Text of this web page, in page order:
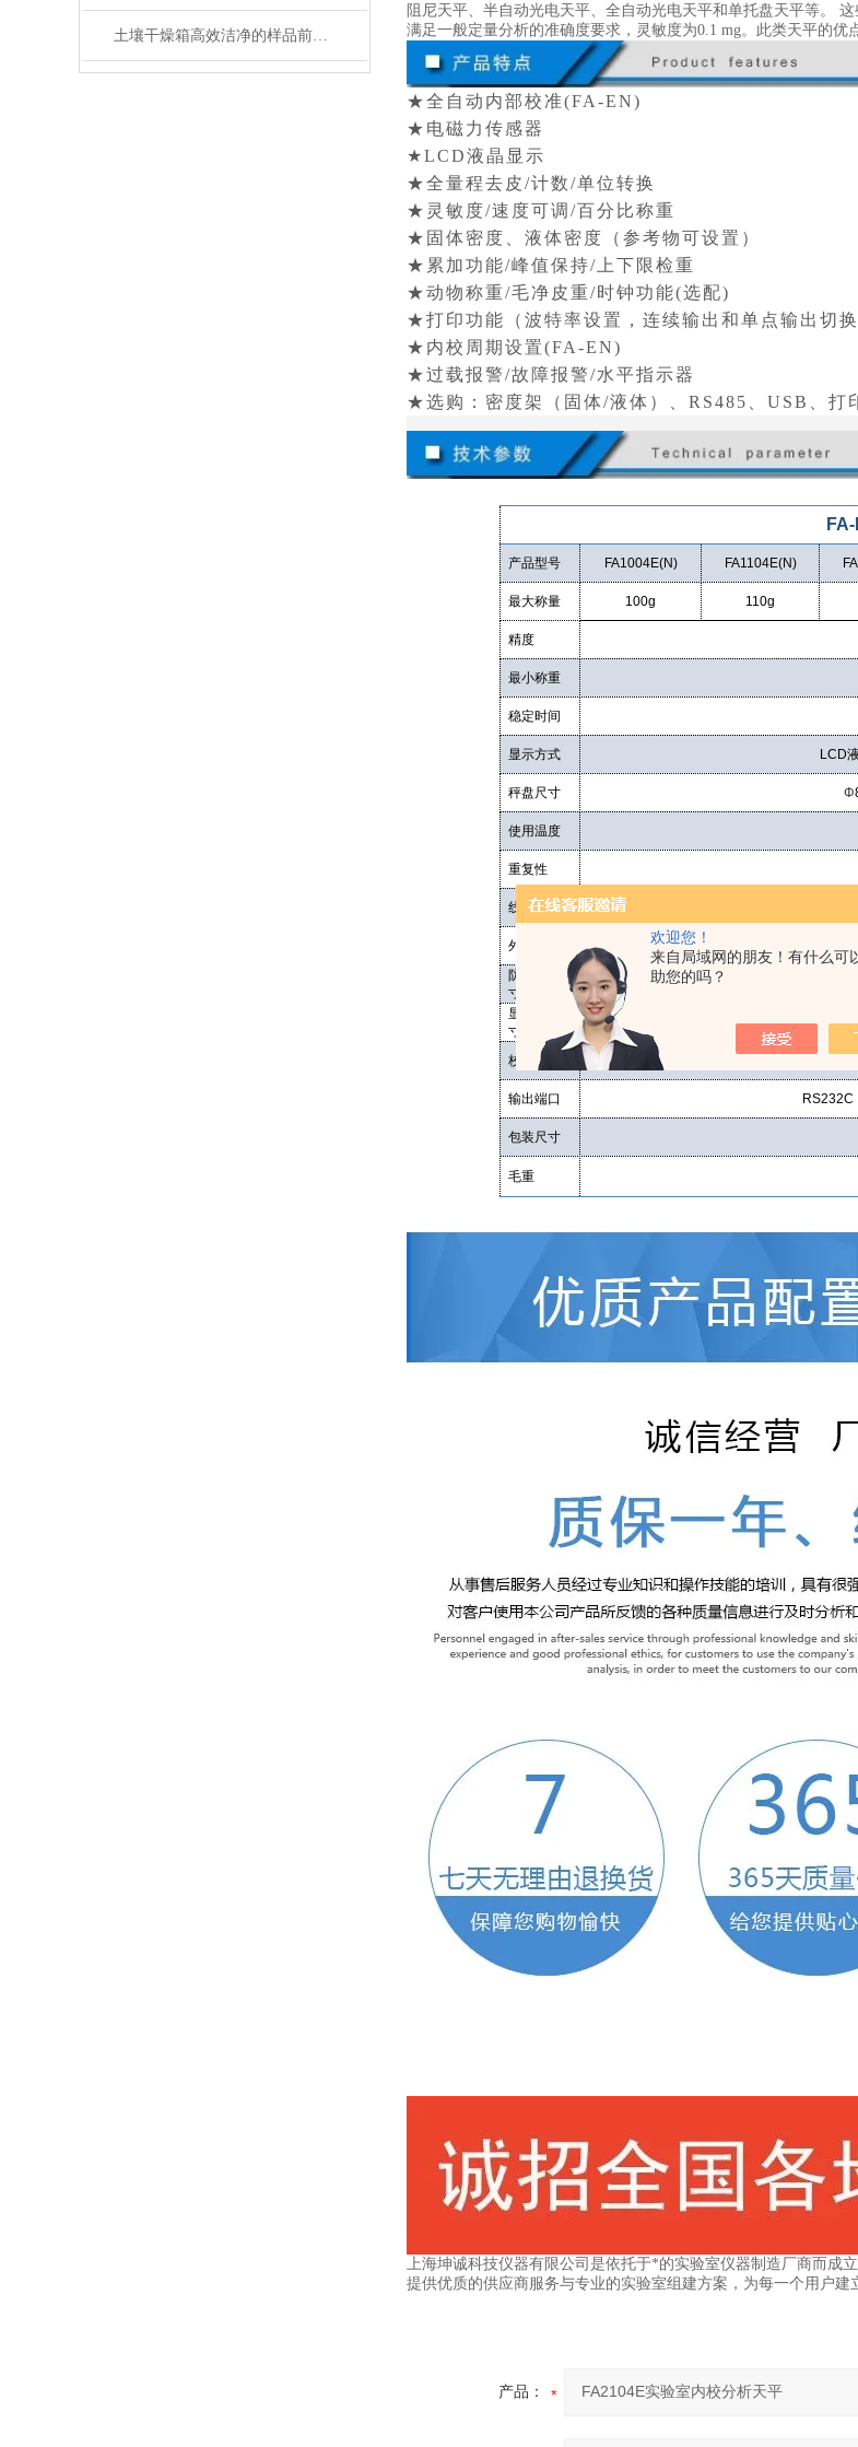
欢迎您！
来自局域网的朋友！有什么可
助您的吗？
土壤干燥箱高效洁净的样品前处理设备
阻尼天平、半自动光电天平、全自动光电天平和单托盘天平等。
满足一般定量分析的准确度要求，灵敏度为0.1 mg。此类天平的优
★全自动内部校准(FA-EN)
★电磁力传感器
★LCD液晶显示
★全量程去皮/计数/单位转换
★灵敏度/速度可调/百分比称重
★固体密度、液体密度（参考物可设置）
★累加功能/峰值保持/上下限检重
★动物称重/毛净皮重/时钟功能(选配)
★打印功能（波特率设置， 连续输出和单点输出切换
★内校周期设置(FA-EN)
★过载报警/故障报警/水平指示器
★选购：密度架（固体/液体）、RS485、USB、打
FA-
产品型号 FA1004E(N) FA1104E(N)
最大称量 100g 110g
精度
最小称重
稳定时间
显示方式 LCD
秤盘尺寸 Φ
使用温度
重复性
线性
外形
防风罩尺
寸
显示屏尺
寸
校准砝码
输出端口 RS232C
包装尺寸
毛重
上海坤诚科技仪器有限公司是依托于*的实验室仪器制造厂商而成
提供优质的供应商服务与专业的实验室组建方案，为每一个用户
产品：